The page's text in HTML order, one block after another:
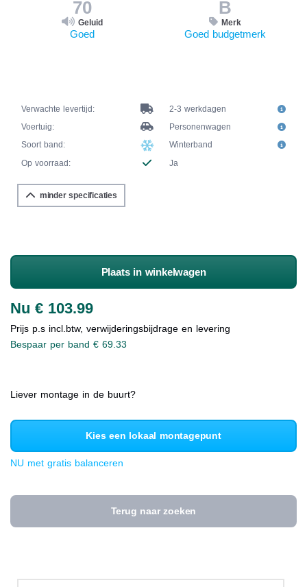
70
Geluid
Goed
B
Merk
Goed budgetmerk
Verwachte levertijd:
2-3 werkdagen
Voertuig:
Personenwagen
Soort band:
Winterband
Op voorraad:
Ja
minder specificaties
Plaats in winkelwagen
Nu € 103.99
Prijs p.s incl.btw, verwijderingsbijdrage en levering
Bespaar per band € 69.33
Liever montage in de buurt?
Kies een lokaal montagepunt
NU met gratis balanceren
Terug naar zoeken